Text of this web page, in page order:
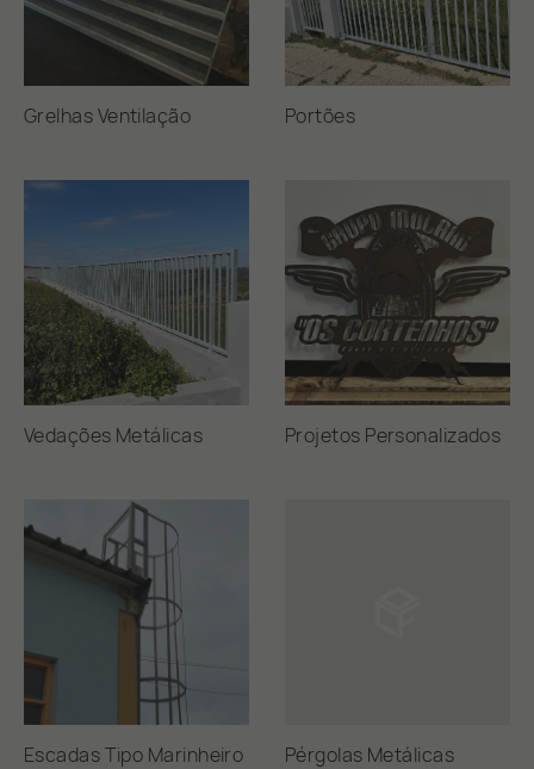
Grelhas Ventilação Portões
Vedações Metálicas Projetos Personalizados
Escadas Tipo Marinheiro Pérgolas Metálicas